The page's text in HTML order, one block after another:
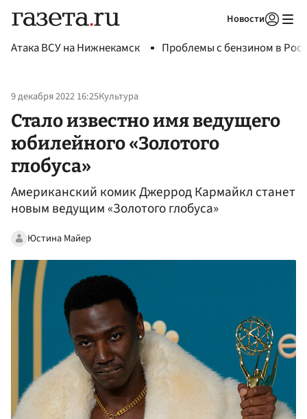
Новости
Атака ВСУ на Нижнекамск Проблемы с бензином в
9 декабря 2022 16:25Культура
Стало известно имя ведущего
юбилейного «Золотого
глобуса»
Американский комик Джеррод Кармайкл станет
новым ведущим «Золотого глобуса»
Юстина Майер